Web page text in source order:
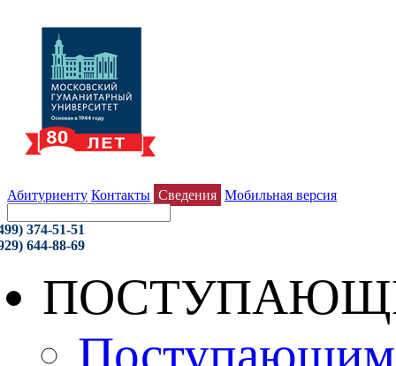
Абитуриенту Контакты Сведения Мобильная версия
374-51-51
644-88-69
Поступающим